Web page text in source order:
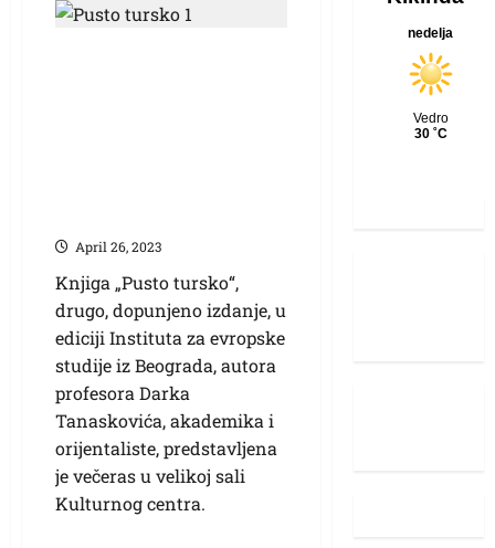
April 26, 2023
Knjiga „Pusto tursko“,
drugo, dopunjeno izdanje, u
ediciji Instituta za evropske
studije iz Beograda, autora
profesora Darka
Tanaskovića, akademika i
orijentaliste, predstavljena
je večeras u velikoj sali
Kulturnog centra.